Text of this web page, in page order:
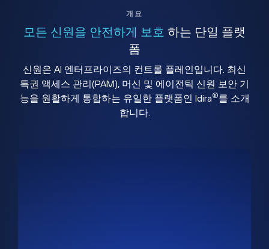
개요
모든 신원을 안전하게 보호 하는 단일 플랫
폼
신원은 AI 엔터프라이즈의 컨트롤 플레인입니다. 최신
특권 액세스 관리(PAM), 머신 및 에이전틱 신원 보안 기
능을 원활하게 통합하는 유일한 플랫폼인 Idira®를 소개
합니다.